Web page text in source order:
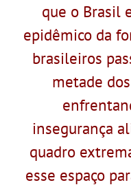
que o Brasil
epidêmico da
brasileiros
metade
insegurança
quadro
esse espaço